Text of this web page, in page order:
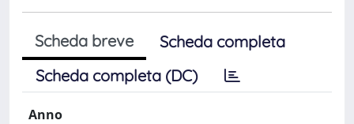
Scheda breve
Scheda completa
Scheda completa (DC)
Anno